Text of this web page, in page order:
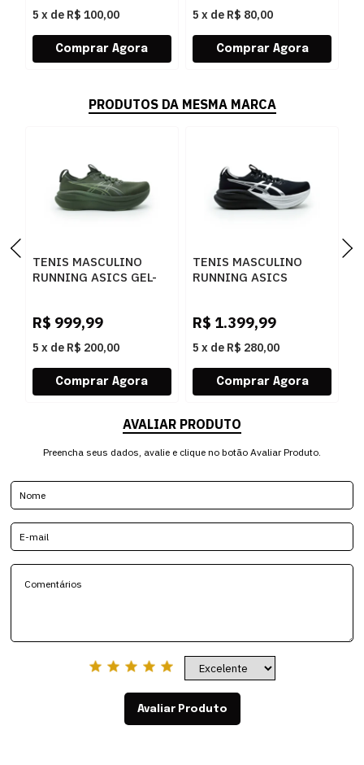
5 x de R$ 100,00 5 x de R$ 80,00
PRODUTOS DA MESMA MARCA
TENIS MASCULINO
RUNNING ASICS GEL-
R$ 999,99
5 x de R$ 200,00
TENIS MASCULINO
RUNNING ASICS
R$ 1.399,99
5 x de R$ 280,00
AVALIAR PRODUTO
Preencha seus dados, avalie e clique no botão Avaliar Produto.
Avaliar Produto